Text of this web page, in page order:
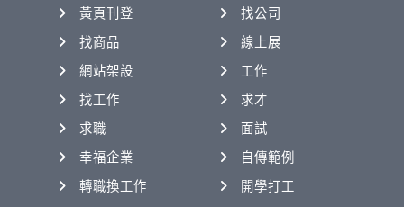
黃頁刊登
找公司
找商品
線上展
網站架設
工作
找工作
求才
求職
面試
幸福企業
自傳範例
轉職換工作
開學打工